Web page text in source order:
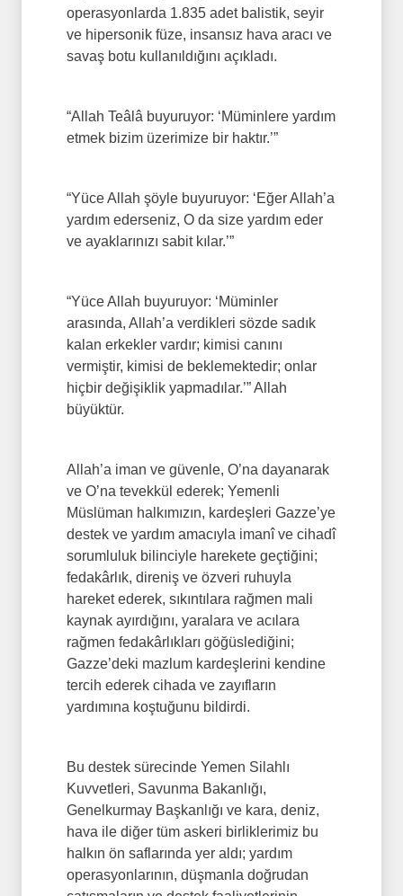
operasyonlarda 1.835 adet balistik, seyir
ve hipersonik füze, insansız hava aracı ve
savaş botu kullanıldığını açıkladı.
“Allah Teâlâ buyuruyor: ‘Müminlere yardım
etmek bizim üzerimize bir haktır.’”
“Yüce Allah şöyle buyuruyor: ‘Eğer Allah’a
yardım ederseniz, O da size yardım eder
ve ayaklarınızı sabit kılar.’”
“Yüce Allah buyuruyor: ‘Müminler
arasında, Allah’a verdikleri sözde sadık
kalan erkekler vardır; kimisi canını
vermiştir, kimisi de beklemektedir; onlar
hiçbir değişiklik yapmadılar.’” Allah
büyüktür.
Allah’a iman ve güvenle, O’na dayanarak
ve O’na tevekkül ederek; Yemenli
Müslüman halkımızın, kardeşleri Gazze’ye
destek ve yardım amacıyla imanî ve cihadî
sorumluluk bilinciyle harekete geçtiğini;
fedakârlık, direniş ve özveri ruhuyla
hareket ederek, sıkıntılara rağmen mali
kaynak ayırdığını, yaralara ve acılara
rağmen fedakârlıkları göğüslediğini;
Gazze’deki mazlum kardeşlerini kendine
tercih ederek cihada ve zayıfların
yardımına koştuğunu bildirdi.
Bu destek sürecinde Yemen Silahlı
Kuvvetleri, Savunma Bakanlığı,
Genelkurmay Başkanlığı ve kara, deniz,
hava ile diğer tüm askeri birliklerimiz bu
halkın ön saflarında yer aldı; yardım
operasyonlarının, düşmanla doğrudan